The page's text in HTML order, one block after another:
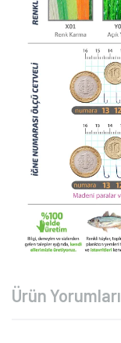
Ürün Yorumları